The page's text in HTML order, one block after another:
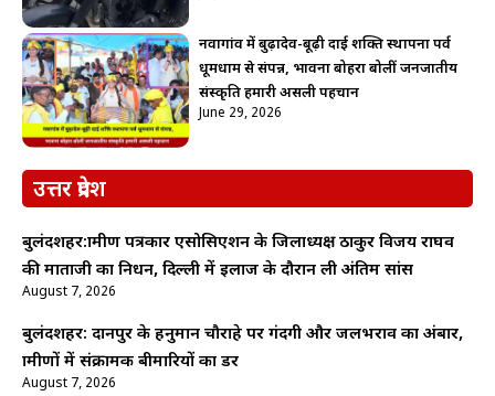
नवागांव में बुढ़ादेव-बूढ़ी दाई शक्ति स्थापना पर्व
धूमधाम से संपन्न, भावना बोहरा बोलीं जनजातीय
संस्कृति हमारी असली पहचान
June 29, 2026
उत्तर प्रदेश
बुलंदशहर:ग्रामीण पत्रकार एसोसिएशन के जिलाध्यक्ष ठाकुर विजय राघव
की माताजी का निधन, दिल्ली में इलाज के दौरान ली अंतिम सांस
August 7, 2026
बुलंदशहर: दानपुर के हनुमान चौराहे पर गंदगी और जलभराव का अंबार,
ग्रामीणों में संक्रामक बीमारियों का डर
August 7, 2026